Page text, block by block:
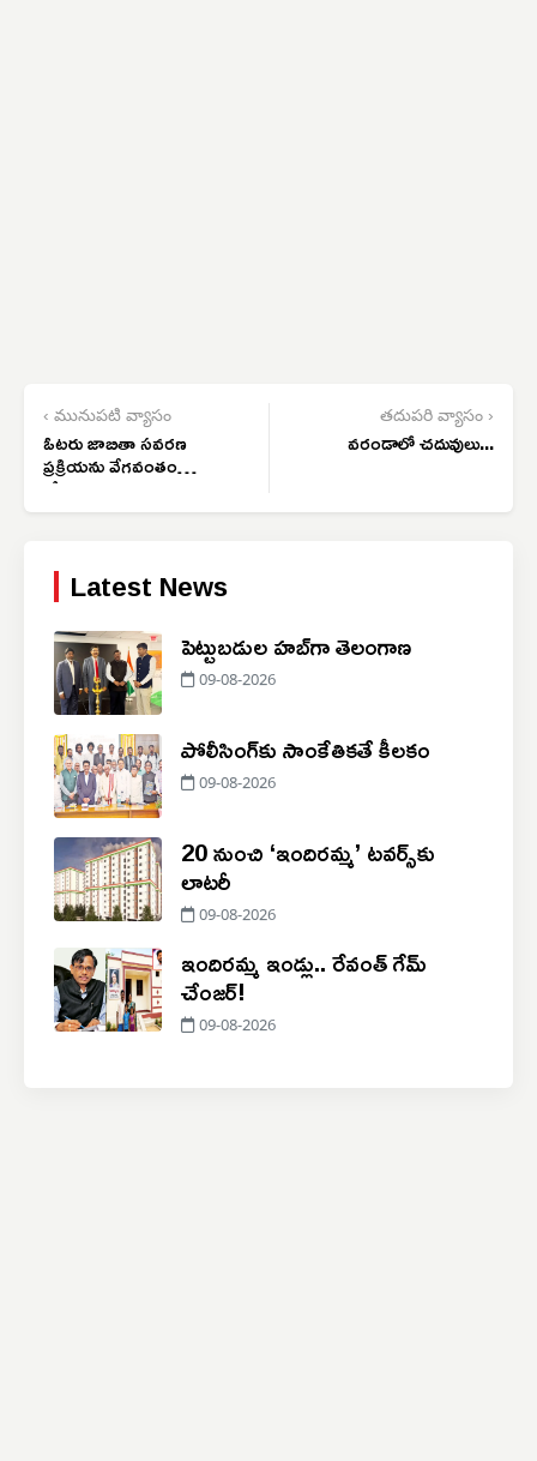
‹ మునుపటి వ్యాసం
ఓటరు జాబితా సవరణ
ప్రక్రియను వేగవంతం
చేయాలి
తదుపరి వ్యాసం ›
వరండాలో చదువులు...
Latest News
పెట్టుబడుల హబ్‌గా తెలంగాణ
09-08-2026
పోలీసింగ్‌కు సాంకేతికతే కీలకం
09-08-2026
20 నుంచి ‘ఇందిరమ్మ’ టవర్స్‌కు
లాటరీ
09-08-2026
ఇందిరమ్మ ఇండ్లు.. రేవంత్ గేమ్
చేంజర్!
09-08-2026